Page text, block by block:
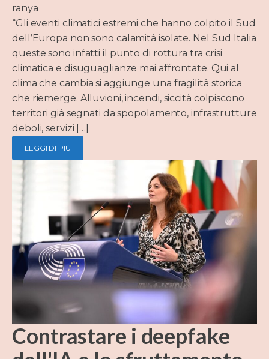
ranya
“Gli eventi climatici estremi che hanno colpito il Sud
dell’Europa non sono calamità isolate. Nel Sud Italia
queste sono infatti il punto di rottura tra crisi
climatica e disuguaglianze mai affrontate. Qui al
clima che cambia si aggiunge una fragilità storica
che riemerge. Alluvioni, incendi, siccità colpiscono
territori già segnati da spopolamento, infrastrutture
deboli, servizi […]
LEGGI DI PIÙ
Contrastare i deepfake